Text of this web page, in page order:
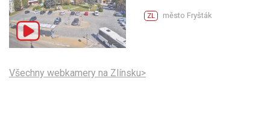
ZL město Fryšták
Všechny webkamery na Zlínsku>